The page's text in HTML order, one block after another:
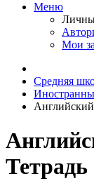
Меню
Мои
Средняя